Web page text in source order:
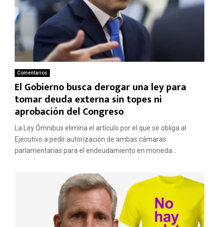
Comentarios
El Gobierno busca derogar una ley para
tomar deuda externa sin topes ni
aprobación del Congreso
La Ley Ómnibus elimina el artículo por el que se obliga al
Ejecutivo a pedir autorización de ambas cámaras
parlamentarias para el endeudamiento en moneda...